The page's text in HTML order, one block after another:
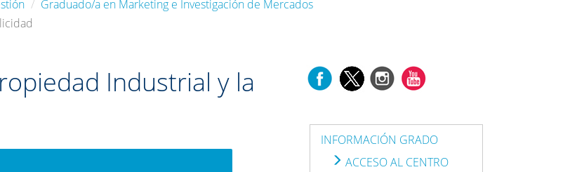
Graduado/a en Marketing e Investigación de Mercados
Industrial y la
INFORMACIÓN GRADO
ACCESO AL CENTRO